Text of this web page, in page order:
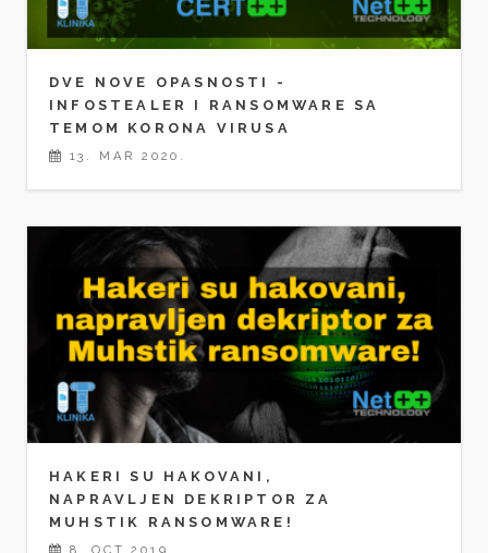
DVE NOVE OPASNOSTI -
INFOSTEALER I RANSOMWARE SA
TEMOM KORONA VIRUSA
13. MAR 2020.
HAKERI SU HAKOVANI,
NAPRAVLJEN DEKRIPTOR ZA
MUHSTIK RANSOMWARE!
8. OCT 2019.